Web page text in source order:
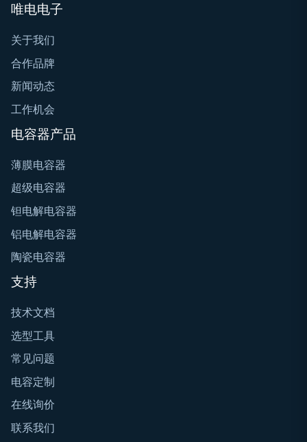
唯电电子
关于我们
合作品牌
新闻动态
工作机会
电容器产品
薄膜电容器
超级电容器
钽电解电容器
铝电解电容器
陶瓷电容器
支持
技术文档
选型工具
常见问题
电容定制
在线询价
联系我们